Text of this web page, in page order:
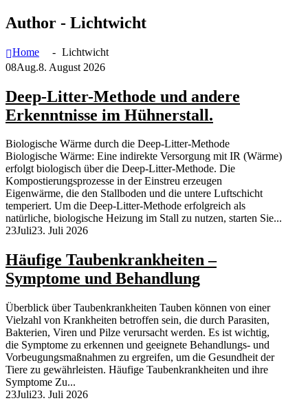
Author - Lichtwicht
Home
Lichtwicht
08Aug.8. August 2026
Deep-Litter-Methode und andere
Erkenntnisse im Hühnerstall.
Biologische Wärme durch die Deep-Litter-Methode
Biologische Wärme: Eine indirekte Versorgung mit IR (Wärme)
erfolgt biologisch über die Deep-Litter-Methode. Die
Kompostierungsprozesse in der Einstreu erzeugen
Eigenwärme, die den Stallboden und die untere Luftschicht
temperiert. Um die Deep-Litter-Methode erfolgreich als
natürliche, biologische Heizung im Stall zu nutzen, starten Sie...
23Juli23. Juli 2026
Häufige Taubenkrankheiten –
Symptome und Behandlung
Überblick über Taubenkrankheiten Tauben können von einer
Vielzahl von Krankheiten betroffen sein, die durch Parasiten,
Bakterien, Viren und Pilze verursacht werden. Es ist wichtig,
die Symptome zu erkennen und geeignete Behandlungs- und
Vorbeugungsmaßnahmen zu ergreifen, um die Gesundheit der
Tiere zu gewährleisten. Häufige Taubenkrankheiten und ihre
Symptome Zu...
23Juli23. Juli 2026